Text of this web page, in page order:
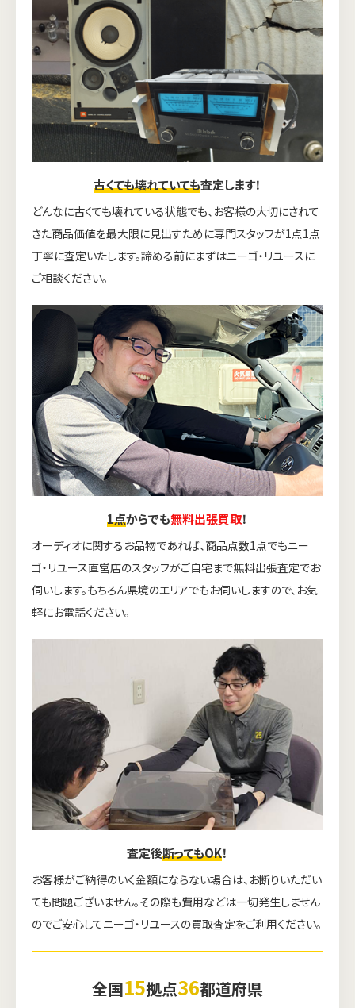
古くても壊れていても査定します！
どんなに古くても壊れている状態でも、お客様の大切にされて
きた商品価値を最大限に見出すために専門スタッフが1点1点
丁寧に査定いたします。諦める前にまずはニーゴ・リユースに
ご相談ください。
1点からでも無料出張買取！
オーディオに関するお品物であれば、商品点数1点でもニー
ゴ・リユース直営店のスタッフがご自宅まで無料出張査定でお
伺いします。もちろん県境のエリアでもお伺いしますので、お気
軽にお電話ください。
査定後断ってもOK！
お客様がご納得のいく金額にならない場合は、お断りいただい
ても問題ございません。その際も費用などは一切発生しません
のでご安心してニーゴ・リユースの買取査定をご利用ください。
全国15拠点36都道府県